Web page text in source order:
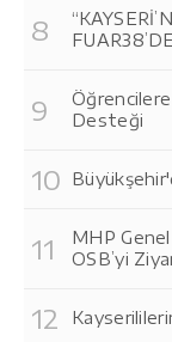
Desteği
MHP
OSB’yi